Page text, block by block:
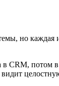
но каждая
в CRM,